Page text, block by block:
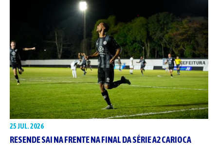
25 JUL. 2026
RESENDE SAI NA FRENTE NA FINAL DA SÉRIE A2 CARIOCA